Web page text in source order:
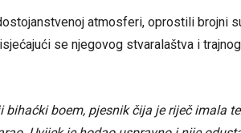
atmosferi, oprostili brojni
se njegovog stvaralaštva i
bihaćki boem, pjesnik čija je riječ imala